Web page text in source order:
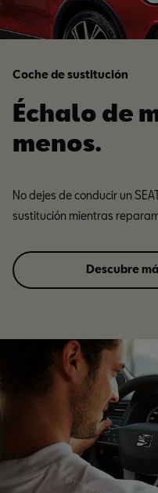
Coche de sustitución
Échalo de
menos.
No dejes de conducir un
sustitución mientras
Descubre